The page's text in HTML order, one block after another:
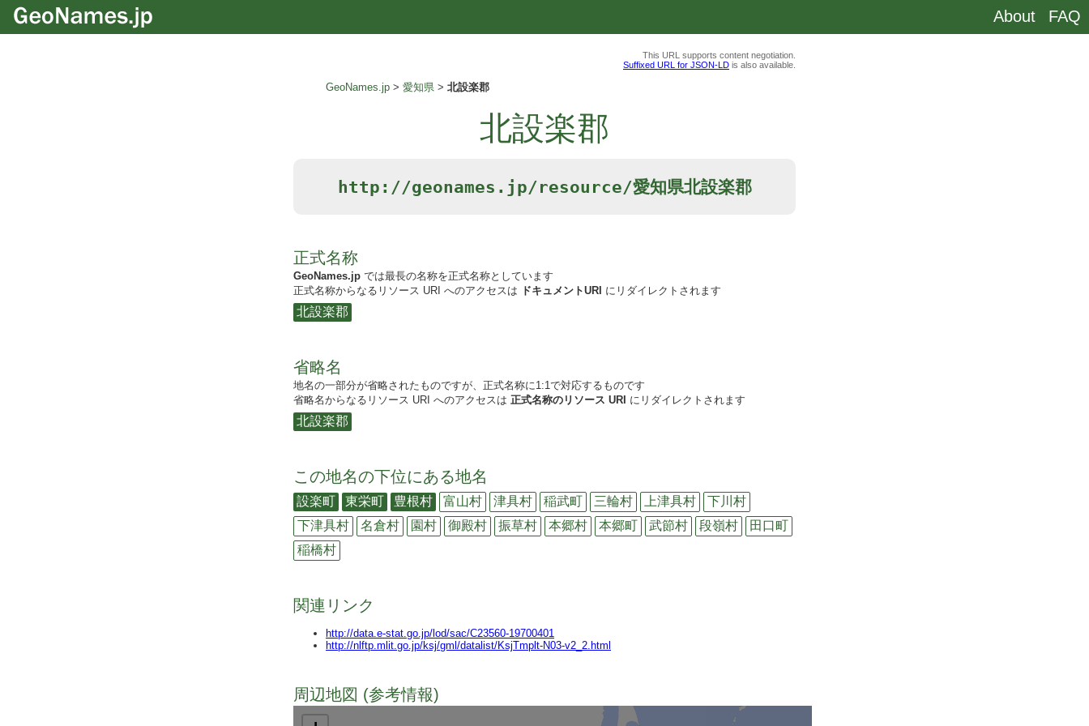
This URL supports content negotiation.
Suffixed URL for JSON-LD is also available.
GeoNames.jp 愛知県 北設楽郡
北設楽郡
http://geonames.jp/resource/愛知県北設楽郡
正式名称
GeoNames.jp では最長の名称を正式名称としています
正式名称からなるリソース URI へのアクセスは ドキュメントURI にリダイレクトされます
北設楽郡
省略名
地名の一部分が省略されたものですが、正式名称に1:1で対応するものです
省略名からなるリソース URI へのアクセスは 正式名称のリソース URI にリダイレクトされます
北設楽郡
この地名の下位にある地名
設楽町 東栄町 豊根村 富山村 津具村 稲武町 三輪村 上津具村
下川村
下津具村
名倉村 園村 御殿村 振草村 本郷村 本郷町 武節村 段嶺村
田口町
稲橋村
関連リンク
http://data.e-stat.go.jp/lod/sac/C23560-19700401
http://nlftp.mlit.go.jp/ksj/gml/datalist/KsjTmplt-N03-v2_2.html
周辺地図 (参考情報)
About FAQ